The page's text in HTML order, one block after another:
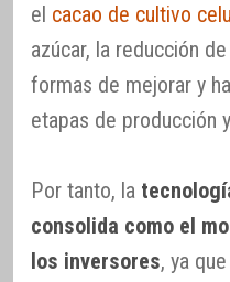
el cacao de cultivo
azúcar, la reducción
formas de mejorar y
etapas de producción
Por tanto, la
consolida como el
los inversores, ya